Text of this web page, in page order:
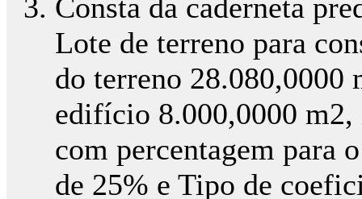
Consta da caderneta
Lote de terreno para
do terreno 28.080,0000
edifício 8.000,0000 m2,
com percentagem para
de 25% e Tipo de